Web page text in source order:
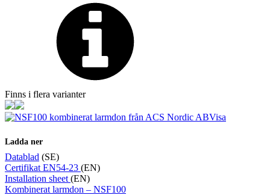
LED-indikatorer Detektorer
Larmkommunikation
Strömförsörjning
Finns i flera varianter
Visa
Ladda ner
Datablad (SE)
Certifikat EN54-23 (EN)
Installation sheet (EN)
Kombinerat larmdon – NSF100